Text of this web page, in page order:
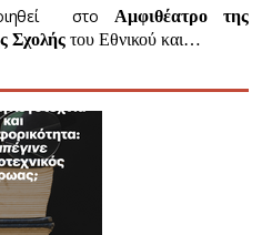
στοΑμφιθέατρο της
Σχολής του Εθνικού και…